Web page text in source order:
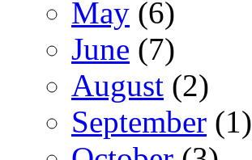
May (6)
June (7)
August (2)
September (1)